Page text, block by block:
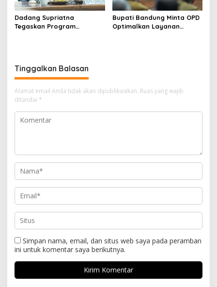
Dadang Supriatna
Tegaskan Program
Bupati Bandung Minta OPD
Optimalkan Layanan
Tinggalkan Balasan
Alamat email Anda tidak akan dipublikasikan. Ruas yang wajib
ditandai *
Simpan nama, email, dan situs web saya pada peramban
ini untuk komentar saya berikutnya.